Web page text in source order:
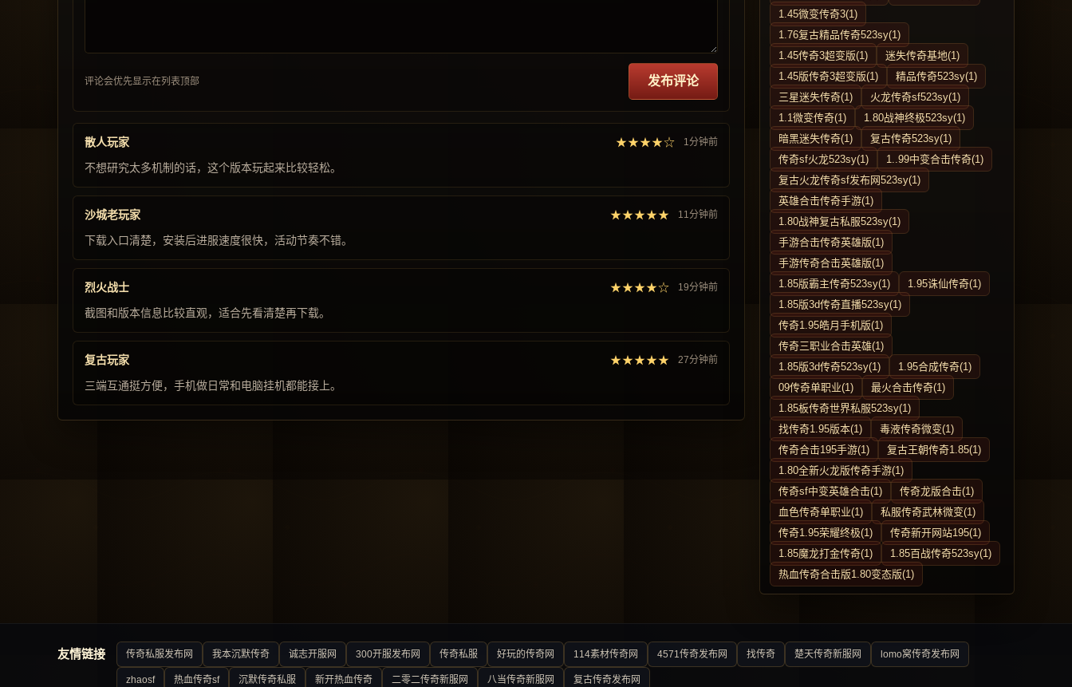
评论会优先显示在列表顶部 发布评论
散人玩家 ★★★★☆ 1分钟前
不想研究太多机制的话，这个版本玩起来比较轻松。
沙城老玩家 ★★★★★ 11分钟前
下载入口清楚，安装后进服速度很快，活动节奏不错。
烈火战士 ★★★★☆ 19分钟前
截图和版本信息比较直观，适合先看清楚再下载。
复古玩家 ★★★★★ 27分钟前
三端互通挺方便，手机做日常和电脑挂机都能接上。
1.45微变传奇3(1)
1.76复古精品传奇523sy(1)
1.45传奇3超变版(1)
迷失传奇基地(1)
1.45版传奇3超变版(1)
精品传奇523sy(1)
三星迷失传奇(1)
火龙传奇sf523sy(1)
1.1微变传奇(1)
1.80战神终极523sy(1)
暗黑迷失传奇(1)
复古传奇523sy(1)
传奇sf火龙523sy(1)
1..99中变合击传奇(1)
复古火龙传奇sf发布网523sy(1)
英雄合击传奇手游(1)
1.80战神复古私服523sy(1)
手游合击传奇英雄版(1)
手游传奇合击英雄版(1)
1.85版霸主传奇523sy(1)
1.95诛仙传奇(1)
1.85版3d传奇直播523sy(1)
传奇1.95皓月手机版(1)
传奇三职业合击英雄(1)
1.85版3d传奇523sy(1)
1.95合成传奇(1)
09传奇单职业(1)
最火合击传奇(1)
1.85板传奇世界私服523sy(1)
找传奇1.95版本(1)
毒液传奇微变(1)
传奇合击195手游(1)
复古王朝传奇1.85(1)
1.80全新火龙版传奇手游(1)
传奇sf中变英雄合击(1)
传奇龙版合击(1)
血色传奇单职业(1)
私服传奇武林微变(1)
传奇1.95荣耀终极(1)
传奇新开网站195(1)
1.85魔龙打金传奇(1)
1.85百战传奇523sy(1)
热血传奇合击版1.80变态版(1)
友情链接 传奇私服发布网 我本沉默传奇 诚志开服网 300开服发布网 传奇私服 好玩的传奇网 114素材传奇网 4571传奇发布网 找传奇 楚天传奇新服网 lomo窝传奇发布网
zhaosf 热血传奇sf 沉默传奇私服 新开热血传奇 二零二传奇新服网 八当传奇新服网 复古传奇发布网